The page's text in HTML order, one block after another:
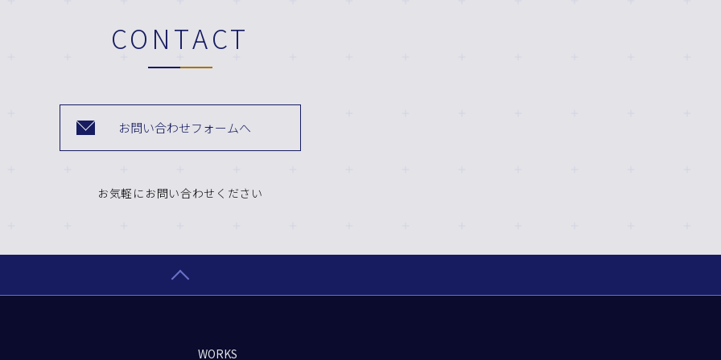
CONTACT
お問い合わせフォームへ
お気軽にお問い合わせください
WORKS